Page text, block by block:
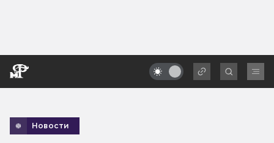
Новости